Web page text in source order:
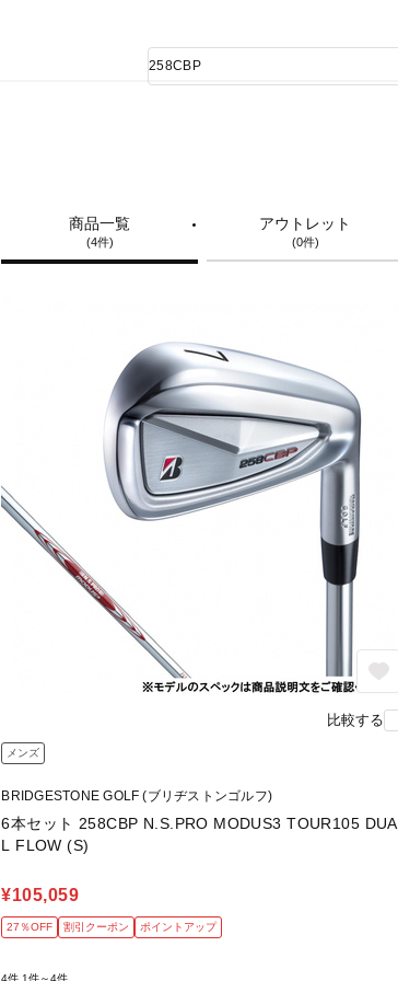
品
検
商品一覧
(4件)
アウトレット
(0件)
比較する
メンズ
BRIDGESTONE GOLF (ブリヂストンゴルフ)
6本セット 258CBP N.S.PRO MODUS3 TOUR105 DUA
L FLOW (S)
¥105,059
27％OFF 割引クーポン ポイントアップ
4件 1件～4件